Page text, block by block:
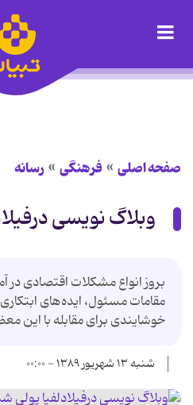
صفحه اصلی فرهنگی رسانه
وبلاگ نویسی
بروز انواع مشکلات اقتصادی در
مقامات مسئول، ایده‌های
خوشایندی برای مقابله با این
شنبه ۱۳ شهریور ۱۳۸۹ - ۰۰:۰۰